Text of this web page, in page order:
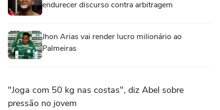
endurecer discurso contra arbitragem
Jhon Arias vai render lucro milionário ao
Palmeiras
"Joga com 50 kg nas costas", diz Abel sobre
pressão no jovem